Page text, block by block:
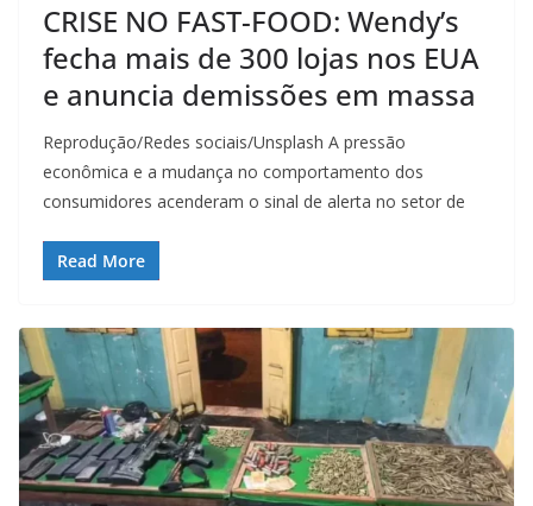
CRISE NO FAST-FOOD: Wendy’s
fecha mais de 300 lojas nos EUA
e anuncia demissões em massa
Reprodução/Redes sociais/Unsplash A pressão
econômica e a mudança no comportamento dos
consumidores acenderam o sinal de alerta no setor de
Read More